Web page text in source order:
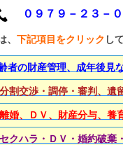
０９７９－２３－０
、下記項目をクリック し
者の財産管理、成年後見
割交渉・調停・審判、遺
離婚、ＤＶ、財産分与、養
クハラ・ＤＶ・婚約破棄